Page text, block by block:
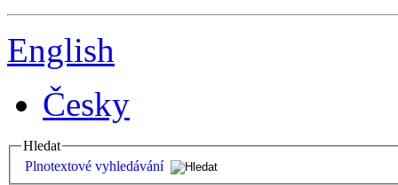
English
Česky
Hledat
Plnotextové vyhledávání